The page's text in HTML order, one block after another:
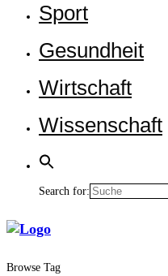
Sport
Gesund­heit
Wirt­schaft
Wis­sen­schaft
Search for:
Browse Tag